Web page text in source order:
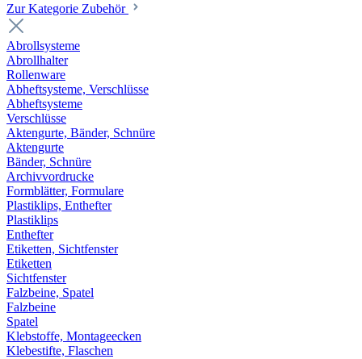
Zur Kategorie Zubehör
Abrollsysteme
Abrollhalter
Rollenware
Abheftsysteme, Verschlüsse
Abheftsysteme
Verschlüsse
Aktengurte, Bänder, Schnüre
Aktengurte
Bänder, Schnüre
Archivvordrucke
Formblätter, Formulare
Plastiklips, Enthefter
Plastiklips
Enthefter
Etiketten, Sichtfenster
Etiketten
Sichtfenster
Falzbeine, Spatel
Falzbeine
Spatel
Klebstoffe, Montageecken
Klebestifte, Flaschen